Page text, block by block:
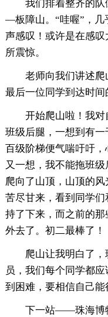
我们排着整齐的
—板障山。“哇喔”，几
声感叹！或许是在感
所震惊。
老师向我们讲述
最后一位同学到达时间
开始爬山啦！我
班级后腿，一想到有
百级阶梯便气喘吁吁
又一想，我不能拖班
爬向了山顶，山顶的
苦尽甘来，看到同学
持了下来，而之前的
外去了。初二最棒了！
爬山让我明白了
员，我们每个同学都
到困难，要相信自己能
下一站——珠海博